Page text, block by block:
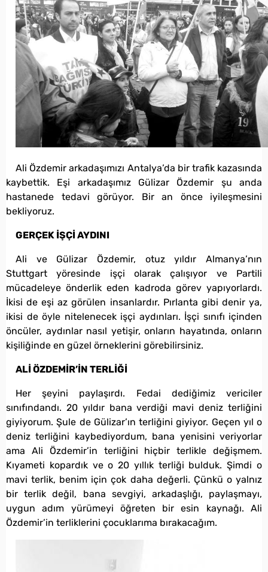
Ali Özdemir arkadaşımızı Antalya’da bir trafik kazasında
kaybettik. Eşi arkadaşımız Gülizar Özdemir şu anda
hastanede tedavi görüyor. Bir an önce iyileşmesini
bekliyoruz.
GERÇEK İŞÇİ AYDINI
Ali ve Gülizar Özdemir, otuz yıldır Almanya’nın
Stuttgart yöresinde işçi olarak çalışıyor ve Partili
mücadeleye önderlik eden kadroda görev yapıyorlardı.
İkisi de eşi az görülen insanlardır. Pırlanta gibi denir ya,
ikisi de öyle nitelenecek işçi aydınları. İşçi sınıfı içinden
öncüler, aydınlar nasıl yetişir, onların hayatında, onların
kişiliğinde en güzel örneklerini görebilirsiniz.
ALİ ÖZDEMİR’İN TERLİĞİ
Her şeyini paylaşırdı. Fedai dediğimiz vericiler
sınıfındandı. 20 yıldır bana verdiği mavi deniz terliğini
giyiyorum. Şule de Gülizar’ın terliğini giyiyor. Geçen yıl o
deniz terliğini kaybediyordum, bana yenisini veriyorlar
ama Ali Özdemir’in terliğini hiçbir terlikle değişmem.
Kıyameti kopardık ve o 20 yıllık terliği bulduk. Şimdi o
mavi terlik, benim için çok daha değerli. Çünkü o yalnız
bir terlik değil, bana sevgiyi, arkadaşlığı, paylaşmayı,
uygun adım yürümeyi öğreten bir esin kaynağı. Ali
Özdemir’in terliklerini çocuklarıma bırakacağım.